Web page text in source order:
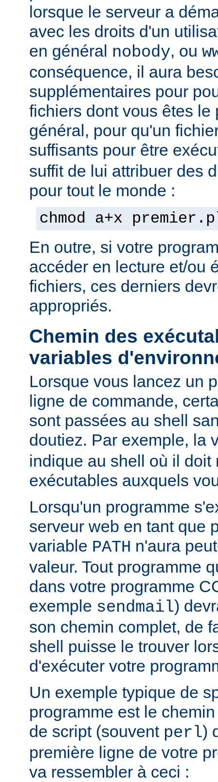
lorsque le serveur a
avec les droits d'un
en général nobody, ou
conséquence, il aura
supplémentaires pour
fichiers dont vous êtes le
général, pour qu'un
suffisants pour être
suffit de lui attribuer des
pour tout le monde :
chmod a+x
En outre, si votre
accéder en lecture et/ou
fichiers, ces derniers
appropriés.
Chemin des
variables
Lorsque vous lancez un
ligne de commande,
sont passées au shell
doutiez. Par exemple, la
indique au shell où il doit
exécutables auxquels
Lorsqu'un programme
serveur web en tant que
variable PATH n'aura
valeur. Tout programme
dans votre programme
exemple sendmail)
son chemin complet, de
shell puisse le trouver
d'exécuter votre
Un exemple typique de
programme est le
de script (souvent perl)
première ligne de votre
va ressembler à ceci :